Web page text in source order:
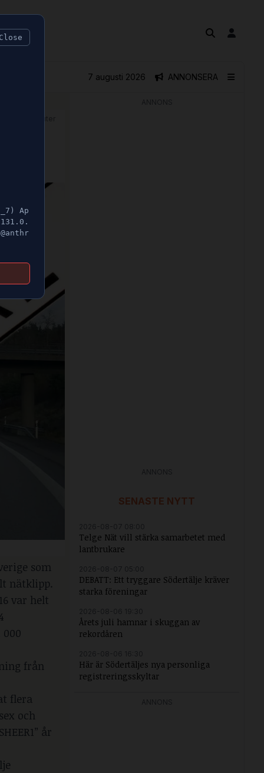
ANNONSERA
7 augusti 2026
som
nätklipp.
var helt
från
flera
och
år
SENASTE NYTT
Telge Nät vill stärka samarbetet med
lantbrukare
DEBATT: Ett tryggare Södertälje kräver
starka föreningar
Årets juli hamnar i skuggan av
rekordåren
Här är Södertäljes nya personliga
registreringsskyltar
Ap